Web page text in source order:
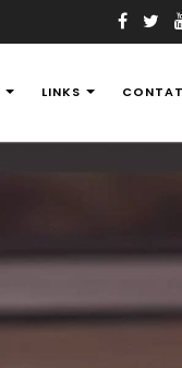
LINKS